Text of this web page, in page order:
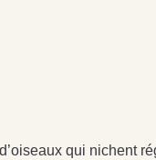
qui nichent